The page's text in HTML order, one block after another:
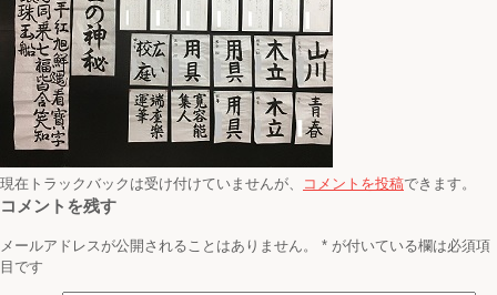
現在トラックバックは受け付けていませんが、 コメントを投稿できます。
コメントを残す
メールアドレスが公開されることはありません。 * が付いている欄は必須項
目です